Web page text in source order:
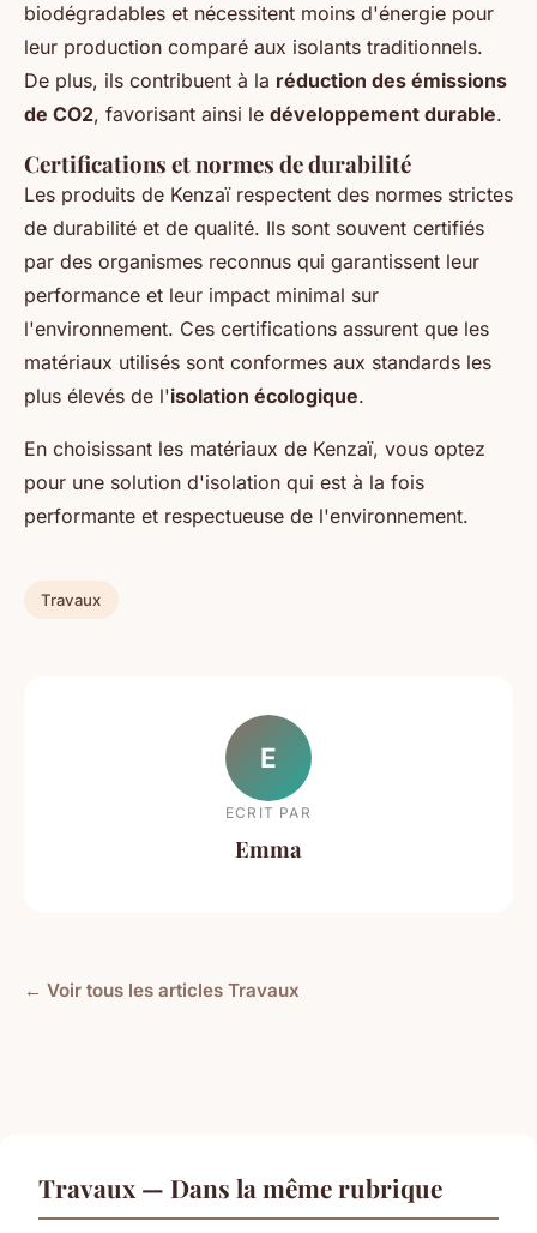
biodégradables et nécessitent moins d'énergie pour
leur production comparé aux isolants traditionnels.
De plus, ils contribuent à la réduction des émissions
de CO2, favorisant ainsi le développement durable.
Certifications et normes de durabilité
Les produits de Kenzaï respectent des normes strictes
de durabilité et de qualité. Ils sont souvent certifiés
par des organismes reconnus qui garantissent leur
performance et leur impact minimal sur
l'environnement. Ces certifications assurent que les
matériaux utilisés sont conformes aux standards les
plus élevés de l'isolation écologique.
En choisissant les matériaux de Kenzaï, vous optez
pour une solution d'isolation qui est à la fois
performante et respectueuse de l'environnement.
Travaux
E
ECRIT PAR
Emma
← Voir tous les articles Travaux
Travaux — Dans la même rubrique